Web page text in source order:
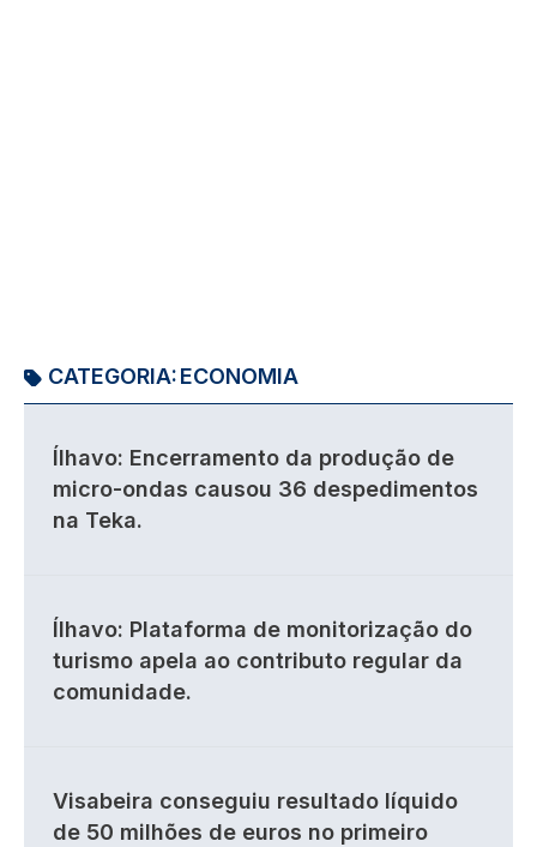
CATEGORIA:ECONOMIA
Ílhavo: Encerramento da produção de
micro-ondas causou 36 despedimentos
na Teka.
Ílhavo: Plataforma de monitorização do
turismo apela ao contributo regular da
comunidade.
Visabeira conseguiu resultado líquido
de 50 milhões de euros no primeiro